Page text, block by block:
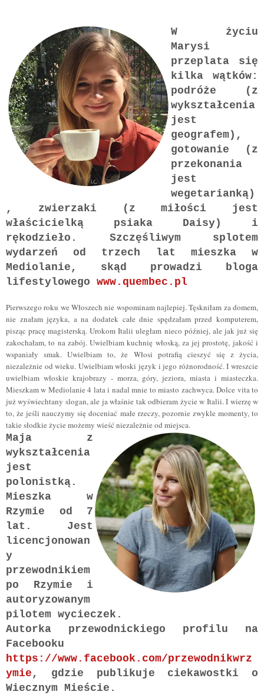
W życiu
Marysi
przeplata się
kilka wątków:
podróże (z
wykształcenia
jest
geografem),
gotowanie (z
przekonania
jest
wegetarianką)
, zwierzaki (z miłości jest
właścicielką psiaka Daisy) i
rękodzieło. Szczęśliwym splotem
wydarzeń od trzech lat mieszka w
Mediolanie, skąd prowadzi bloga
lifestylowego www.quembec.pl
Pierwszego roku we Włoszech nie wspominam najlepiej. Tęskniłam za domem,
nie znałam języka, a na dodatek całe dnie spędzałam przed komputerem,
pisząc pracę magisterską. Urokom Italii uległam nieco później, ale jak już się
zakochałam, to na zabój. Uwielbiam kuchnię włoską, za jej prostotę, jakość i
wspaniały smak. Uwielbiam to, że Włosi potrafią cieszyć się z życia,
niezależnie od wieku. Uwielbiam włoski język i jego różnorodność. I wreszcie
uwielbiam włoskie krajobrazy - morza, góry, jeziora, miasta i miasteczka.
Mieszkam w Mediolanie 4 lata i nadal mnie to miasto zachwyca. Dolce vita to
już wyświechtany slogan, ale ja właśnie tak odbieram życie w Italii. I wierzę w
to, że jeśli nauczymy się doceniać małe rzeczy, pozornie zwykle momenty, to
takie słodkie życie możemy wieść niezależnie od miejsca.
Maja z
wykształcenia
jest
polonistką.
Mieszka w
Rzymie od 7
lat. Jest
licencjonowan
y
przewodnikiem
po Rzymie i
autoryzowanym
pilotem wycieczek.
Autorka przewodnickiego profilu na
Facebooku
https://www.facebook.com/przewodnikwrz
ymie , gdzie publikuje ciekawostki o
Wiecznym Mieście.